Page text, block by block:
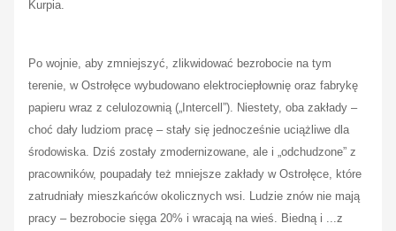
Kurpia.
Po wojnie, aby zmniejszyć, zlikwidować bezrobocie na tym
terenie, w Ostrołęce wybudowano elektrociepłownię oraz fabrykę
papieru wraz z celulozownią („Intercell”). Niestety, oba zakłady –
choć dały ludziom pracę – stały się jednocześnie uciążliwe dla
środowiska. Dziś zostały zmodernizowane, ale i „odchudzone” z
pracowników, poupadały też mniejsze zakłady w Ostrołęce, które
zatrudniały mieszkańców okolicznych wsi. Ludzie znów nie mają
pracy – bezrobocie sięga 20% i wracają na wieś. Biedną i ...z